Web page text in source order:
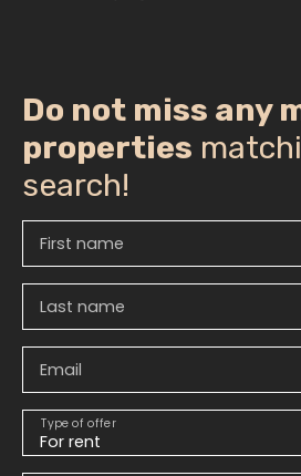
Do not miss any
properties
search!
First name
Last name
Email
For rent
Type of offer